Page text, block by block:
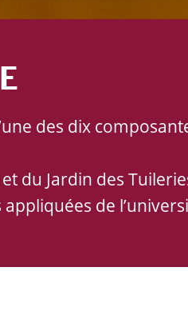
des dix
du Jardin des
de